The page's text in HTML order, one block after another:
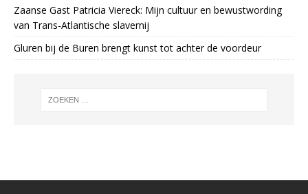
Zaanse Gast Patricia Viereck: Mijn cultuur en bewustwording
van Trans-Atlantische slavernij
Gluren bij de Buren brengt kunst tot achter de voordeur